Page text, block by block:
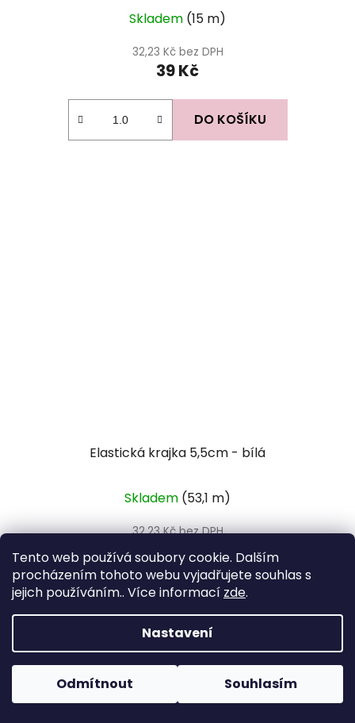
Tento web používá soubory cookie. Dalším
procházením tohoto webu vyjadřujete souhlas s
jejich používáním.. Více informací zde.
Nastavení
Odmítnout Souhlasím
Skladem (15 m)
32,23 Kč bez DPH
39 Kč
DO KOŠÍKU
Elastická krajka 5,5cm - bílá
Skladem (53,1 m)
32,23 Kč bez DPH
39 Kč
DO KOŠÍKU